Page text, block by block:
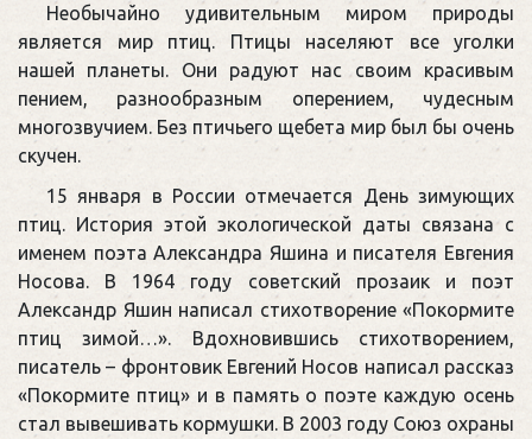
Необычайно удивительным миром природы
является мир птиц. Птицы населяют все уголки
нашей планеты. Они радуют нас своим красивым
пением, разнообразным оперением, чудесным
многозвучием. Без птичьего щебета мир был бы очень
скучен.
15 января в России отмечается День зимующих
птиц. История этой экологической даты связана с
именем поэта Александра Яшина и писателя Евгения
Носова. В 1964 году советский прозаик и поэт
Александр Яшин написал стихотворение «Покормите
птиц зимой…». Вдохновившись стихотворением,
писатель – фронтовик Евгений Носов написал рассказ
«Покормите птиц» и в память о поэте каждую осень
стал вывешивать кормушки. В 2003 году Союз охраны